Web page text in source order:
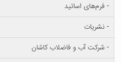
- فرم‌های اساتید
- نشریات
- شرکت آب و فاضلاب کاشان